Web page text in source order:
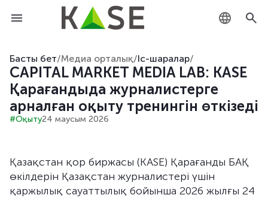
RU
EN
Басты бет/Медиа орталық/Іс-шаралар/
CAPITAL MARKET MEDIA LAB: KASE
Қарағандыда журналистерге
арналған оқыту тренингін өткізеді
#Оқыту24 маусым 2026
Қазақстан қор биржасы (KASE) Қарағанды БАҚ
өкілдерін Қазақстан журналистері үшін
қаржылық сауаттылық бойынша 2026 жылғы 24